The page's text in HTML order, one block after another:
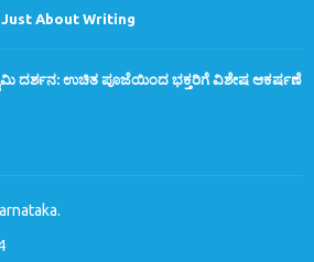
About Writing
ದರ್ಶನ: ಉಚಿತ ಪೂಜೆಯಿಂದ ಭಕ್ತರಿಗೆ ವಿಶೇಷ ಆಕರ್ಷಣೆ